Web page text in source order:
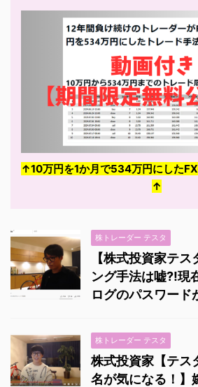
『投資＝怖い』では ...
...
妻に内緒で浮気する人や
借金する人もいるわけ
で、ちょっとかわいい隠
し事といったら「へそく
り」かな？なんて思いま
すが、皆さんはへそくり
してますか？ 5万円未満
のへそくりをしている主
婦が一番多いのですが、
中には500万円以上をへ
そくりとして保管してい
↑10万円を1か月で534万円にした
↑
株トレーダー テスタ
【株式投資家テ
ング手法は嘘?!現
ログのパスワード
株トレーダー テスタ
株式投資家【テス
名が気になる！】